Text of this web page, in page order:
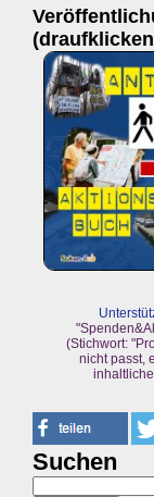
(Stichwort:
nicht passt,
Suchen